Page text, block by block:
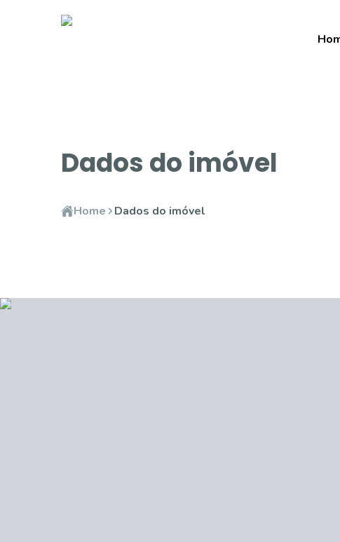
Dados do imóvel
Home Dados do imóvel